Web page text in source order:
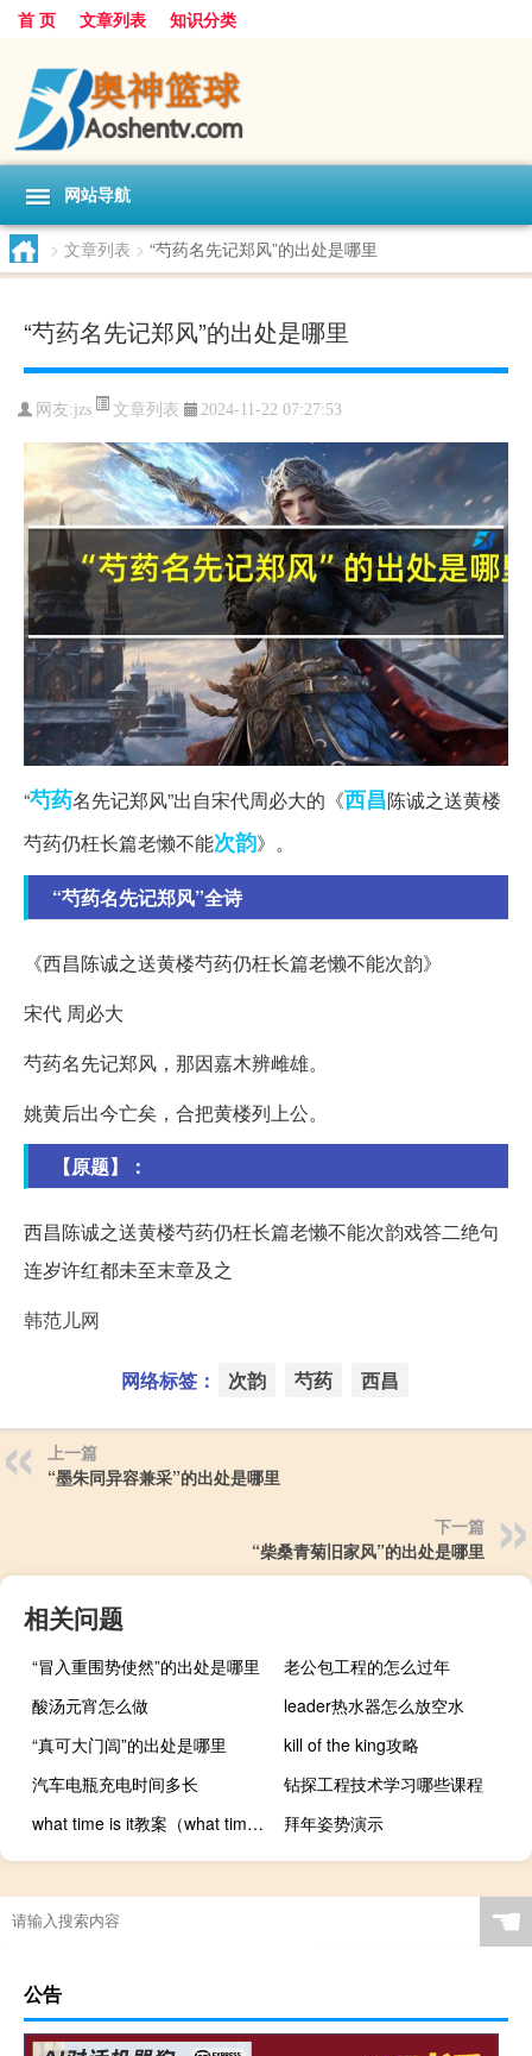
首 页 文章列表 知识分类
网站导航
> 文章列表 > “芍药名先记郑风”的出处是哪里
“芍药名先记郑风”的出处是哪里
网友:jzs 文章列表 2024-11-22 07:27:53
“芍药名先记郑风”出自宋代周必大的《西昌陈诚之送黄楼
芍药仍枉长篇老懒不能次韵》。
“芍药名先记郑风”全诗
《西昌陈诚之送黄楼芍药仍枉长篇老懒不能次韵》
宋代 周必大
芍药名先记郑风，那因嘉木辨雌雄。
姚黄后出今亡矣，合把黄楼列上公。
【原题】：
西昌陈诚之送黄楼芍药仍枉长篇老懒不能次韵戏答二绝句
连岁许红都未至末章及之
韩范儿网
网络标签： 次韵 芍药 西昌
上一篇
“墨朱同异容兼采”的出处是哪里
下一篇
“柴桑青菊旧家风”的出处是哪里
相关问题
“冒入重围势使然”的出处是哪里
老公包工程的怎么过年
酸汤元宵怎么做
leader热水器怎么放空水
“真可大门闾”的出处是哪里
kill of the king攻略
汽车电瓶充电时间多长
钻探工程技术学习哪些课程
what time is it教案（what time is it教案）
拜年姿势演示
☚
公告